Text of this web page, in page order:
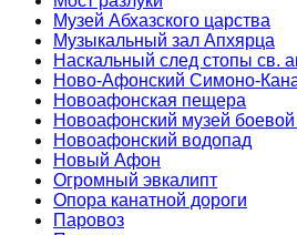
Музей Абхазского царства
Музыкальный зал Апхярца
Наскальный след стопы св.
Ново-Афонский Симоно-
Новоафонская пещера
Новоафонский музей
Новоафонский водопад
Новый Афон
Огромный эвкалипт
Опора канатной дороги
Паровоз